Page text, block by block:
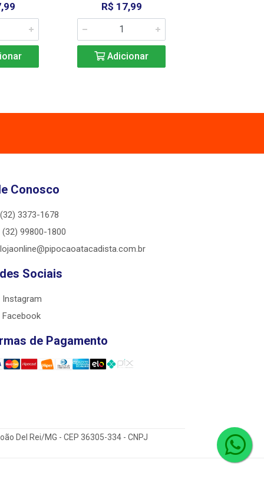
R$ 17,99
Adicionar
Conosco
(32) 3373-1678
(32) 99800-1800
lojaonline@pipocaoatacadista.com.br
Sociais
Instagram
Facebook
de Pagamento
Del Rei/MG - CEP 36305-334 - CNPJ